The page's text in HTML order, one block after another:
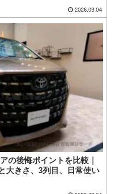
2026.03.04
の後悔ポイントを比較｜
大きさ、3列目、日常使い